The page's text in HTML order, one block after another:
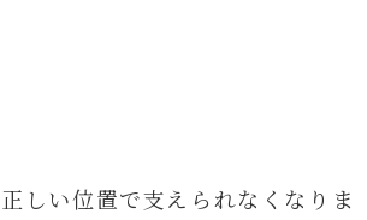
しい位置で支えられなくなりま